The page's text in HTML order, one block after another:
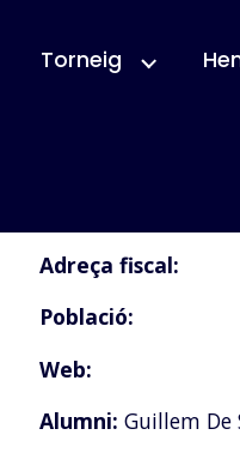
Torneig
Adreça fiscal:
Població:
Web:
Alumni: Guillem De